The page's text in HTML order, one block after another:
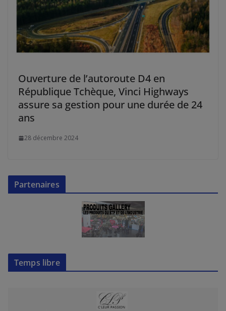
Ouverture de l’autoroute D4 en
République Tchèque, Vinci Highways
assure sa gestion pour une durée de 24
ans
28 décembre 2024
Partenaires
Temps libre